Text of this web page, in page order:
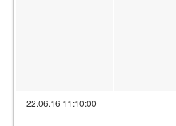
22.06.16 11:10:00